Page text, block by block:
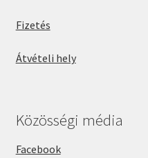
Fizetés
Átvételi hely
Közösségi média
Facebook